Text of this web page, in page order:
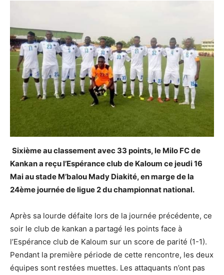
Sixième au classement avec 33 points, le Milo FC de
Kankan a reçu l’Espérance club de Kaloum ce jeudi 16
Mai au stade M’balou Mady Diakité, en marge de la
24ème journée de ligue 2 du championnat national.
Après sa lourde défaite lors de la journée précédente, ce
soir le club de kankan a partagé les points face à
l’Espérance club de Kaloum sur un score de parité (1-1).
Pendant la première période de cette rencontre, les deux
équipes sont restées muettes. Les attaquants n’ont pas